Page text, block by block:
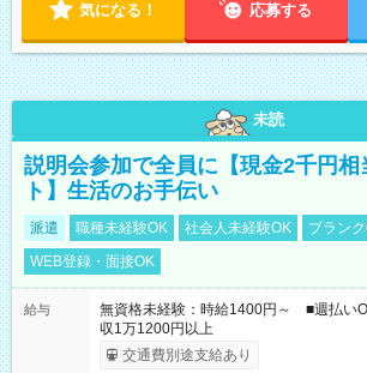
気になる！ 応募する
未読
説明会参加で全員に【現金2千円相
ト】生活のお手伝い
派遣 職種未経験OK 社会人未経験OK
ブラン
WEB登録・面接OK
給与
無資格未経験：時給1400円～ ■週払
収1万1200円以上
交通費別途支給あり